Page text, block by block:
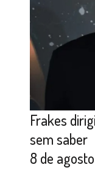
Frakes
sem saber
8 de